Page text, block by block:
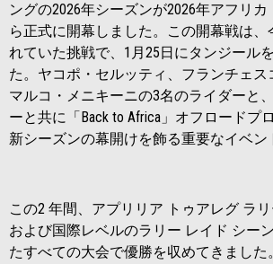
ングの2026年シーズンが2026年アフリ
ら正式に開幕しました。この開幕戦は、
れていた挑戦で、1月25日にタンジール
た。ヤコポ・セルッティ、フランチェス
マルコ・メニキーニの3名のライダーと
ーと共に「Back to Africa」オフロードプ
新シーズンの幕開けを飾る重要なイベン
この2 年間、アプリリア トゥアレグ ラ
および国際レベルのラリー レイド シー
たすべての大会で優勝を収めてきました